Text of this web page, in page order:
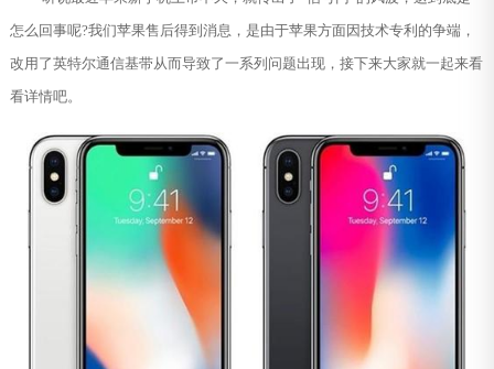
怎么回事呢?我们苹果售后得到消息，是由于苹果方面因技术专利的争端，
改用了英特尔通信基带从而导致了一系列问题出现，接下来大家就一起来看
看详情吧。